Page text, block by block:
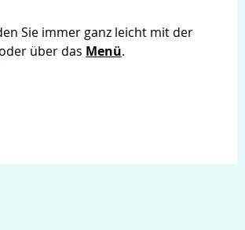
Sie immer ganz leicht mit der
oder über das Menü.